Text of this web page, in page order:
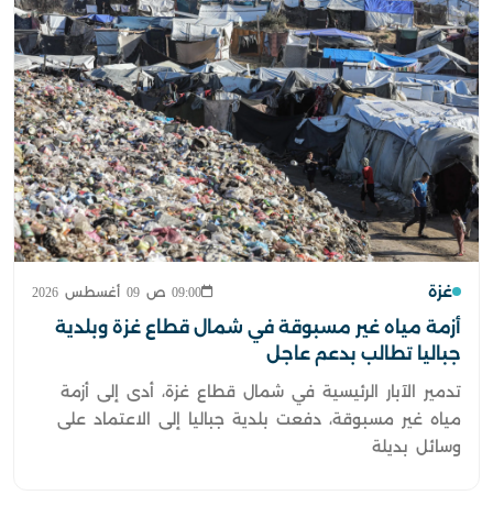
غزة 09:00 ص 09 أغسطس 2026
أزمة مياه غير مسبوقة في شمال قطاع غزة وبلدية
جباليا تطالب بدعم عاجل
تدمير الآبار الرئيسية في شمال قطاع غزة، أدى إلى أزمة
مياه غير مسبوقة، دفعت بلدية جباليا إلى الاعتماد على
وسائل بديلة